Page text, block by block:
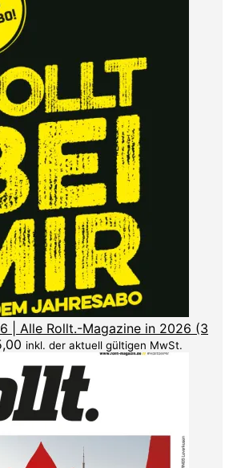
| Alle Rollt.-Magazine in 2026 (3
inkl. der aktuell gültigen MwSt.